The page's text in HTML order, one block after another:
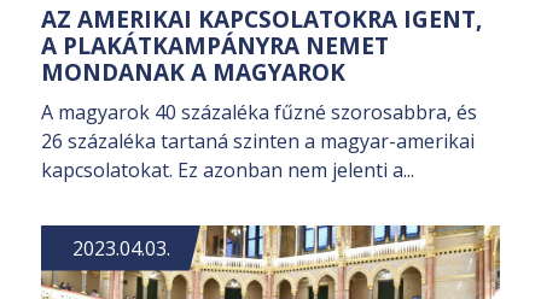
AZ AMERIKAI KAPCSOLATOKRA IGENT,
A PLAKÁTKAMPÁNYRA NEMET
MONDANAK A MAGYAROK
A magyarok 40 százaléka fűzné szorosabbra, és
26 százaléka tartaná szinten a magyar-amerikai
kapcsolatokat. Ez azonban nem jelenti a...
2023.04.03.